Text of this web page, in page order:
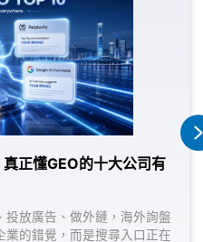
GEO免費診斷：看清品牌AI能
的是關鍵詞排在第幾頁、自然流量
定。但AI搜尋正在改變用戶的決策